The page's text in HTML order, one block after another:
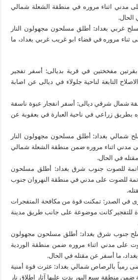
مدني اثناء مروره في منطقة الشعلة شمالي
الحال.
غربي بغداد: أطلق مسلحون مجهولون النار
مروره في قضاء ابو غريب غربي بغداد، ما
بقرتين مفخختين في قرية بديالى: أسفر تفجير
التابعة لناحية جلولاء في ديالى عن اصابة
شمال شرقي ديالى: أسفر انفجار عبوة ناسفة
بطريق زراعي في ناحية العبارة في بعقوبة عن
شمالي بغداد: أطلق مسلحون مجهولون النار
مدني اثناء مروره ضمن منطقة الشعلة شمالي
في الحال.
للصوت جنوب شرق بغداد: أطلق مسلحون
للصوت على مدني في منطقة النهروان جنوب
في الصدر: تمكنت قوة من مكافحة المتفجرات
للتفجير كانت موضوعة على جانب طريق مدينة
جنوب شرق بغداد: أطلق مسلحون مجهولون
على مدني اثناء مروره ضمن منطقة الوردية
ما أسفر عن مقتله في الحال.
رمياً بالرصاص شمالي بغداد: عثرت قوة أمنية
منطقة سبع البور بدت عليها آثار إطلاق نار